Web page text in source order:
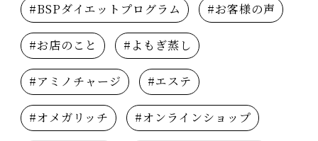
#BSPダイエットプログラム #お客様の声
#お店のこと #よもぎ蒸し
#アミノチャージ #エステ
#オメガリッチ #オンラインショップ